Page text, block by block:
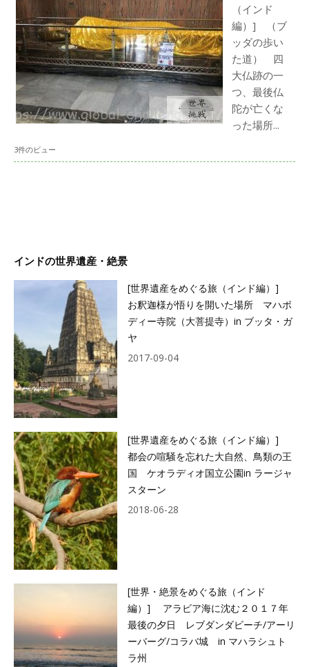
（インド
編）] （ブ
ッダの歩い
た道） 四
大仏跡の一
つ、最後仏
陀が亡くな
った場所...
3件のビュー
インドの世界遺産・絶景
[世界遺産をめぐる旅（インド編）]
お釈迦様が悟りを開いた場所 マハボ
ディー寺院（大菩提寺）in ブッタ・ガ
ヤ
2017-09-04
[世界遺産をめぐる旅（インド編）]
都会の喧騒を忘れた大自然、鳥類の王
国 ケオラディオ国立公園in ラージャ
スターン
2018-06-28
[世界・絶景をめぐる旅（インド
編）] アラビア海に沈む２０１７年
最後の夕日 レブダンダビーチ/アーリ
ーバーグ/コラバ城 in マハラシュト
ラ州